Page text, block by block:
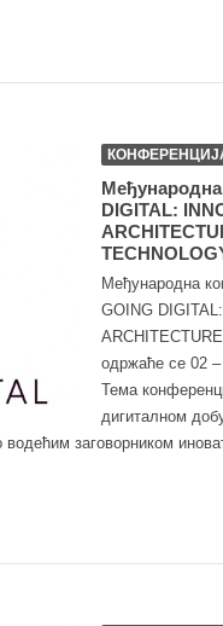
DIGITAL:
Међународна
GOING
одржаће се 02 –
Тема
дигиталном
водећим заговорником